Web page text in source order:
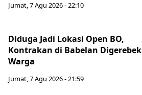
Jumat, 7 Agu 2026 - 22:10
Diduga Jadi Lokasi Open BO,
Kontrakan di Babelan Digerebek
Warga
Jumat, 7 Agu 2026 - 21:59